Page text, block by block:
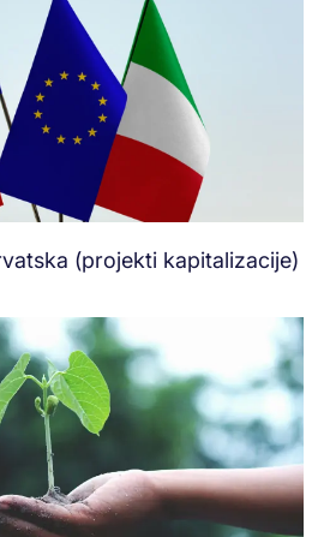
(projekti kapitalizacije)